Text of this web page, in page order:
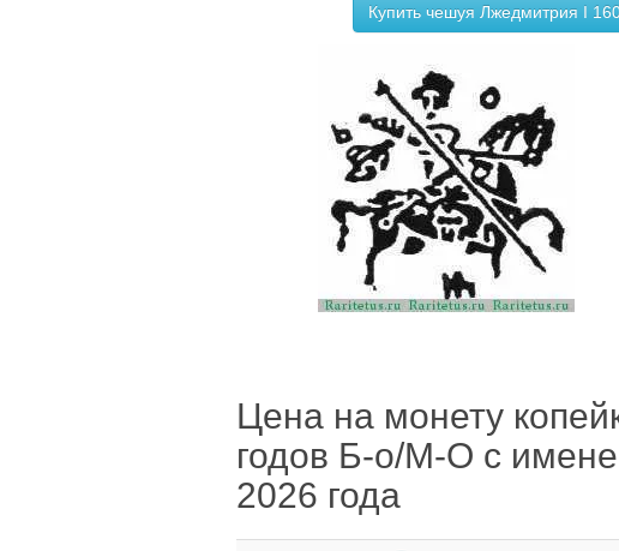
Купить чешуя Лжедмитрия I
Цена на монету
годов Б-о/М-О с
2026 года